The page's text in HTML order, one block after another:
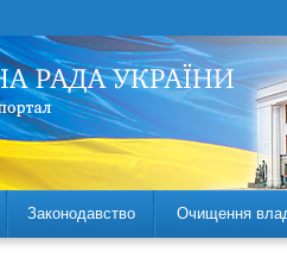
Законодавство Очищення